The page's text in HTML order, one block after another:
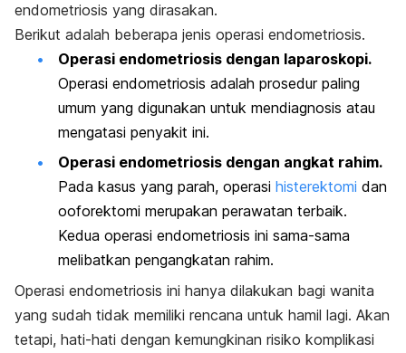
endometriosis yang dirasakan.
Berikut adalah beberapa jenis operasi endometriosis.
Operasi endometriosis dengan laparoskopi.
Operasi endometriosis adalah prosedur paling
umum yang digunakan untuk mendiagnosis atau
mengatasi penyakit ini.
Operasi endometriosis dengan angkat rahim.
Pada kasus yang parah, operasi histerektomi dan
ooforektomi merupakan perawatan terbaik.
Kedua operasi endometriosis ini sama-sama
melibatkan pengangkatan rahim.
Operasi endometriosis ini hanya dilakukan bagi wanita
yang sudah tidak memiliki rencana untuk hamil lagi. Akan
tetapi, hati-hati dengan kemungkinan risiko komplikasi